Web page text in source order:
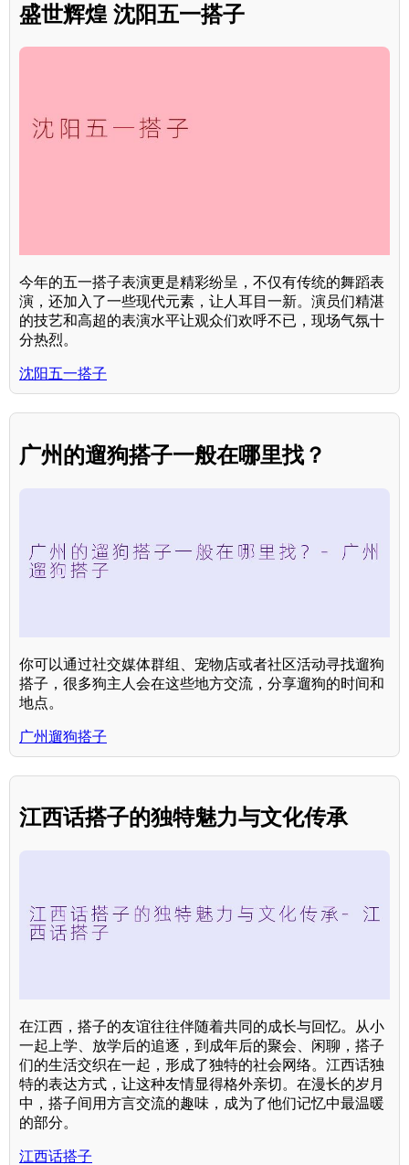
盛世辉煌 沈阳五一搭子
今年的五一搭子表演更是精彩纷呈，不仅有传统的舞蹈表
演，还加入了一些现代元素，让人耳目一新。演员们精湛
的技艺和高超的表演水平让观众们欢呼不已，现场气氛十
分热烈。
沈阳五一搭子
广州的遛狗搭子一般在哪里找？
你可以通过社交媒体群组、宠物店或者社区活动寻找遛狗
搭子，很多狗主人会在这些地方交流，分享遛狗的时间和
地点。
广州遛狗搭子
江西话搭子的独特魅力与文化传承
在江西，搭子的友谊往往伴随着共同的成长与回忆。从小
一起上学、放学后的追逐，到成年后的聚会、闲聊，搭子
们的生活交织在一起，形成了独特的社会网络。江西话独
特的表达方式，让这种友情显得格外亲切。在漫长的岁月
中，搭子间用方言交流的趣味，成为了他们记忆中最温暖
的部分。
江西话搭子